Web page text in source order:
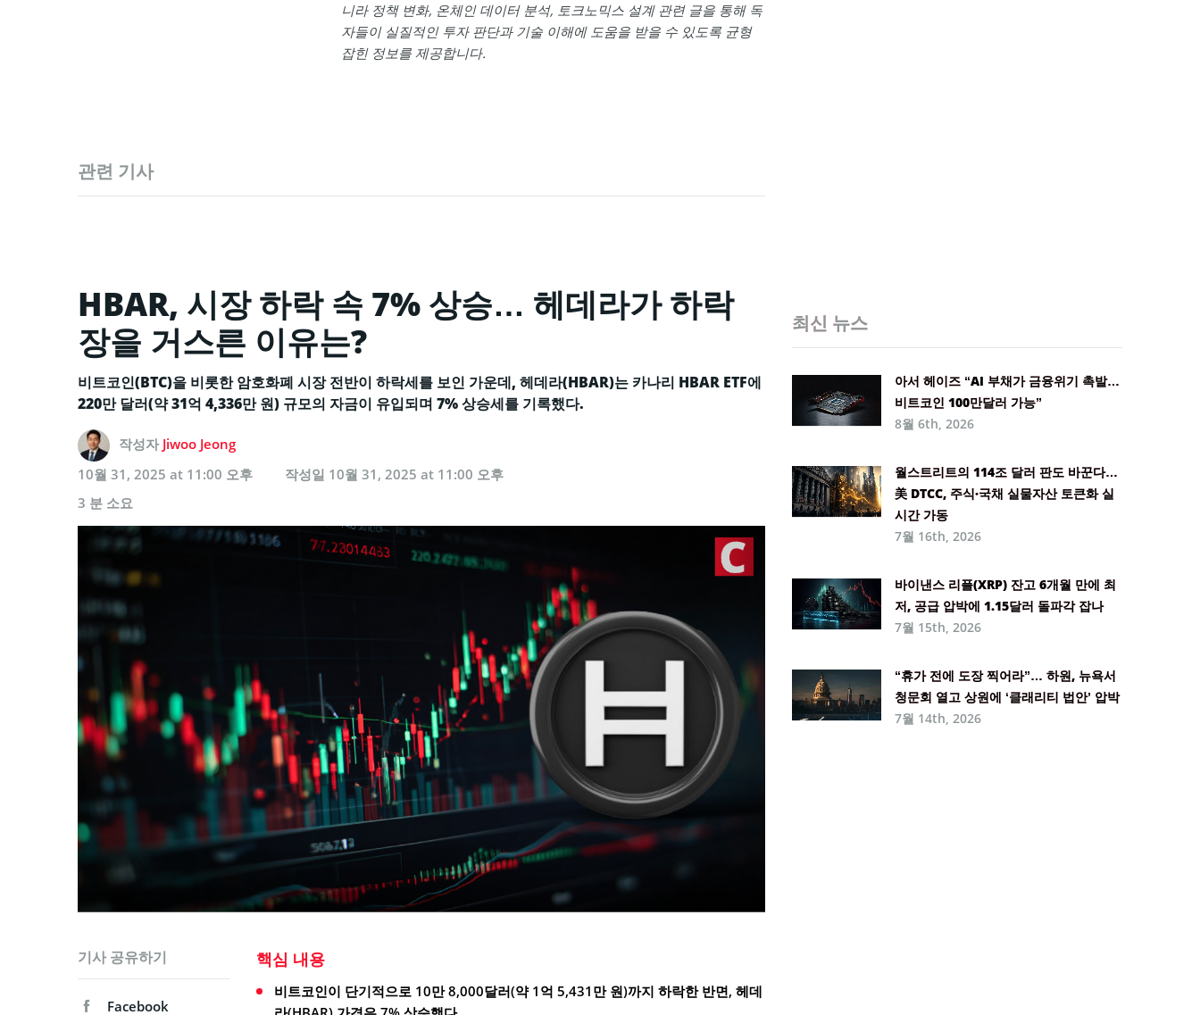
니라 정책 변화, 온체인 데이터 분석, 토크노믹스 설계 관련 글을 통해 독
자들이 실질적인 투자 판단과 기술 이해에 도움을 받을 수 있도록 균형
잡힌 정보를 제공합니다.
관련 기사
HBAR, 시장 하락 속 7% 상승… 헤데라가 하락
장을 거스른 이유는?
비트코인(BTC)을 비롯한 암호화폐 시장 전반이 하락세를 보인 가운데, 헤데라(HBAR)는 카나리 HBAR ETF에
220만 달러(약 31억 4,336만 원) 규모의 자금이 유입되며 7% 상승세를 기록했다.
작성자 Jiwoo Jeong
10월 31, 2025 at 11:00 오후
작성일 10월 31, 2025 at 11:00 오후
3 분 소요
기사 공유하기
Facebook
핵심 내용
비트코인이 단기적으로 10만 8,000달러(약 1억 5,431만 원)까지 하락한 반면, 헤데
최신 뉴스
아서 헤이즈 “AI 부채가 금융위기 촉발…
비트코인 100만달러 가능”
8월 6th, 2026
월스트리트의 114조 달러 판도 바꾼다…
美 DTCC, 주식·국채 실물자산 토큰화 실
시간 가동
7월 16th, 2026
바이낸스 리플(XRP) 잔고 6개월 만에 최
저, 공급 압박에 1.15달러 돌파각 잡나
7월 15th, 2026
“휴가 전에 도장 찍어라”… 하원, 뉴욕서
청문회 열고 상원에 ‘클래리티 법안’ 압박
7월 14th, 2026